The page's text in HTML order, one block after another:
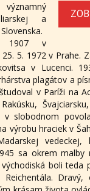
a
1907 v
5. 1972 v Prahe.
v Lucenci.
plagátov a
v Paríži na
v slobodnom
výrobu hraciek v
sa okrem malby
východiská boli teda
Dravý,